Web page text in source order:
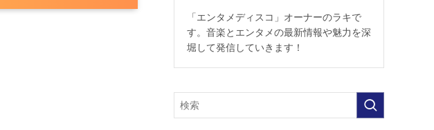
「エンタメディスコ」オーナーのラキで
す。音楽とエンタメの最新情報や魅力を深
堀して発信していきます！